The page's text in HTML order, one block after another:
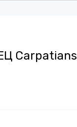
Carpatians